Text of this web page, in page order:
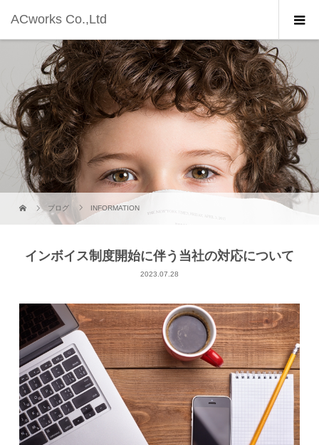
ACworks Co.,Ltd
ブログ INFORMATION
インボイス制度開始に伴う当社の対応について
2023.07.28